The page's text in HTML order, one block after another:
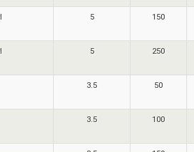
5 150
5 250
3.5 50
3.5 100